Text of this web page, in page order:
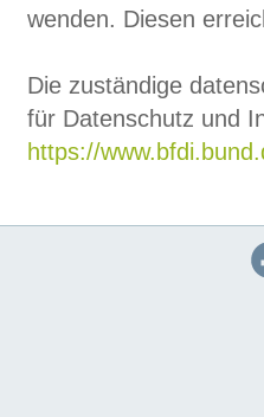
wenden. Diesen
Die zuständige
für Datenschutz und
https://